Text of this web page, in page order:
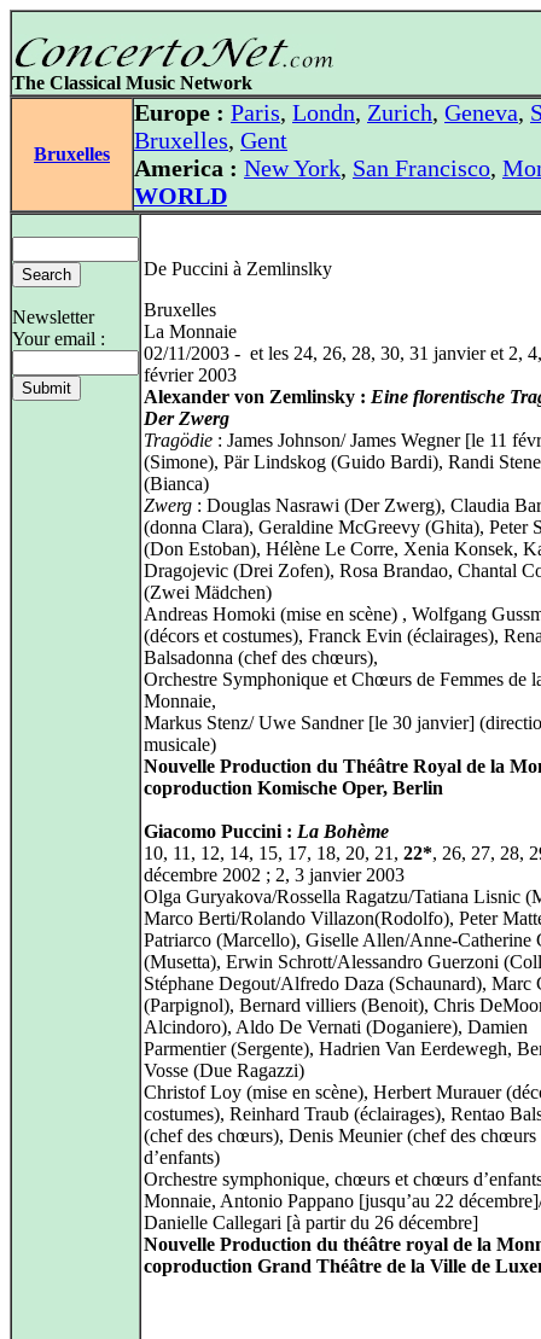
The Classical Music Network
Bruxelles
Europe : Paris, Londn, Zurich, Geneva,
Bruxelles, Gent
America : New York, San Francisco,
WORLD
Newsletter
Your email :
De Puccini à Zemlinslky
Bruxelles
La Monnaie
02/11/2003 - et les 24, 26, 28, 30, 31 janvier et 2,
février 2003
Alexander von Zemlinsky : Eine florentische
Der Zwerg
Tragödie : James Johnson/ James Wegner [le 11
(Simone), Pär Lindskog (Guido Bardi), Randi Stene
(Bianca)
Zwerg : Douglas Nasrawi (Der Zwerg), Claudia
(donna Clara), Geraldine McGreevy (Ghita), Peter
(Don Estoban), Hélène Le Corre, Xenia Konsek,
Dragojevic (Drei Zofen), Rosa Brandao, Chantal
(Zwei Mädchen)
Andreas Homoki (mise en scène) , Wolfgang
(décors et costumes), Franck Evin (éclairages),
Balsadonna (chef des chœurs),
Orchestre Symphonique et Chœurs de Femmes de
Monnaie,
Markus Stenz/ Uwe Sandner [le 30 janvier]
musicale)
Nouvelle Production du Théâtre Royal de la
coproduction Komische Oper, Berlin
Giacomo Puccini : La Bohème
10, 11, 12, 14, 15, 17, 18, 20, 21, 22*, 26, 27, 28,
décembre 2002 ; 2, 3 janvier 2003
Olga Guryakova/Rossella Ragatzu/Tatiana Lisnic
Marco Berti/Rolando Villazon(Rodolfo), Peter
Patriarco (Marcello), Giselle Allen/Anne-Catherine
(Musetta), Erwin Schrott/Alessandro Guerzoni
Stéphane Degout/Alfredo Daza (Schaunard), Marc
(Parpignol), Bernard villiers (Benoit), Chris
Alcindoro), Aldo De Vernati (Doganiere), Damien
Parmentier (Sergente), Hadrien Van Eerdewegh,
Vosse (Due Ragazzi)
Christof Loy (mise en scène), Herbert Murauer
costumes), Reinhard Traub (éclairages), Rentao
(chef des chœurs), Denis Meunier (chef des chœurs
d’enfants)
Orchestre symphonique, chœurs et chœurs
Monnaie, Antonio Pappano [jusqu’au 22
Danielle Callegari [à partir du 26 décembre]
Nouvelle Production du théâtre royal de la
coproduction Grand Théâtre de la Ville de